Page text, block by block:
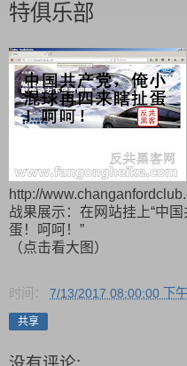
特俱乐部
http://
战果展示：在网站挂上“中
蛋！呵呵！”
（点击看大图）
时间： 7/13/2017 08:00:00 下午
共享